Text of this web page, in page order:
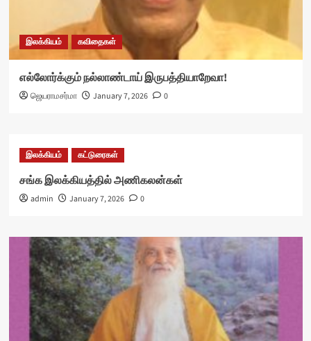
இலக்கியம் கவிதைகள்
எல்லோர்க்கும் நல்லாண்டாய் இருபத்தியாறேவா!
ஜெயராமசர்மா January 7, 2026 0
இலக்கியம் கட்டுரைகள்
சங்க இலக்கியத்தில் அணிகலன்கள்
admin January 7, 2026 0